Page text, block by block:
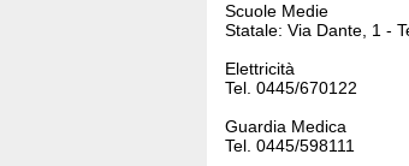
Scuole Medie
Statale: Via Dante, 1 -
Elettricità
Tel. 0445/670122
Guardia Medica
Tel. 0445/598111